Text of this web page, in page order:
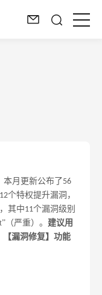
本月更新公布了56
12个特权提升漏洞，
其中11个漏洞级别
（严重）。 建议用
【漏洞修复】功能